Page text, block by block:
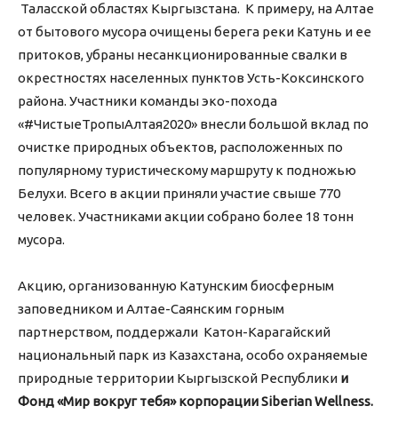
Таласской областях Кыргызстана. К примеру, на Алтае
от бытового мусора очищены берега реки Катунь и ее
притоков, убраны несанкционированные свалки в
окрестностях населенных пунктов Усть-Коксинского
района. Участники команды эко-похода
«#ЧистыеТропыАлтая2020» внесли большой вклад по
очистке природных объектов, расположенных по
популярному туристическому маршруту к подножью
Белухи. Всего в акции приняли участие свыше 770
человек. Участниками акции собрано более 18 тонн
мусора.
Акцию, организованную Катунским биосферным
заповедником и Алтае-Саянским горным
партнерством, поддержали Катон-Карагайский
национальный парк из Казахстана, особо охраняемые
природные территории Кыргызской Республики и
Фонд «Мир вокруг тебя» корпорации Siberian Wellness.